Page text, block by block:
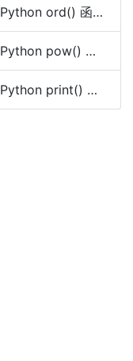
Python ord() 函数
Python pow() 函数
Python print() 函数